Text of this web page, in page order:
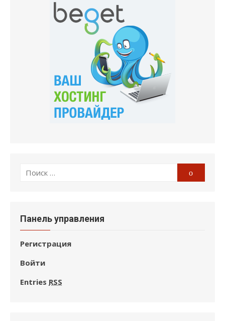
Поиск
Поиск
Панель управления
Регистрация
Войти
Entries RSS